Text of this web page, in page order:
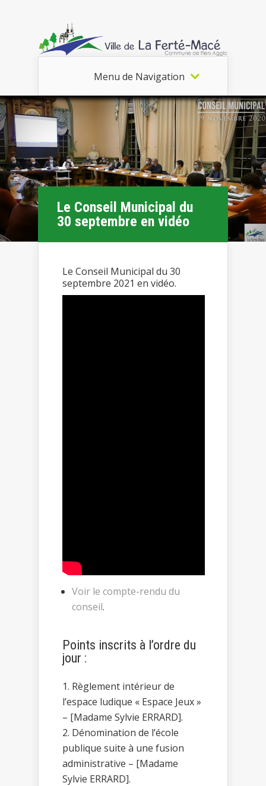
Menu de Navigation
Le Conseil Municipal du
30 septembre en vidéo
Le Conseil Municipal du 30
septembre 2021 en vidéo.
Voir le compte-rendu du
conseil.
Points inscrits à l’ordre du
jour :
Règlement intérieur de
l’espace ludique « Espace Jeux »
– [Madame Sylvie ERRARD].
Dénomination de l’école
publique suite à une fusion
administrative – [Madame
Sylvie ERRARD].